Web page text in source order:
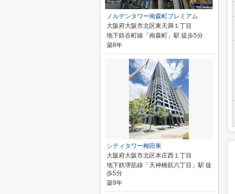
ノルデンタワー南森町プレミアム
大阪府大阪市北区東天満１丁目
地下鉄谷町線「南森町」駅 徒歩5分
築8年
シティタワー梅田東
大阪府大阪市北区本庄西１丁目
地下鉄堺筋線「天神橋筋六丁目」駅 徒
歩5分
築9年